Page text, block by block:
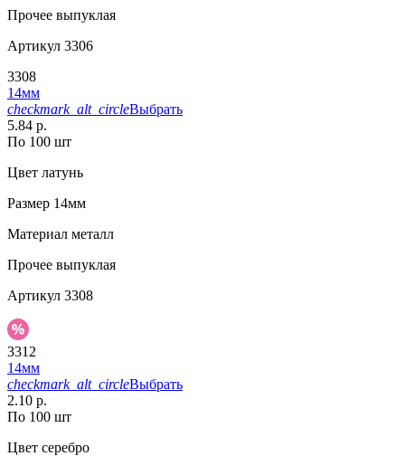
Прочее выпуклая
Артикул 3306
3308
14мм
checkmark_alt_circleВыбрать
5.84 р.
По 100 шт
Цвет латунь
Размер 14мм
Материал металл
Прочее выпуклая
Артикул 3308
3312
14мм
checkmark_alt_circleВыбрать
2.10 р.
По 100 шт
Цвет серебро